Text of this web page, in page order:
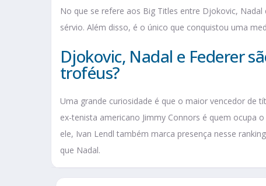
No que se refere aos Big Titles entre Djokovic,
sérvio. Além disso, é o único que conquistou uma
Djokovic, Nadal e Federer
troféus?
Uma grande curiosidade é que o maior vencedor de
ex-tenista americano Jimmy Connors é quem ocupa
ele, Ivan Lendl também marca presença nesse
que Nadal.